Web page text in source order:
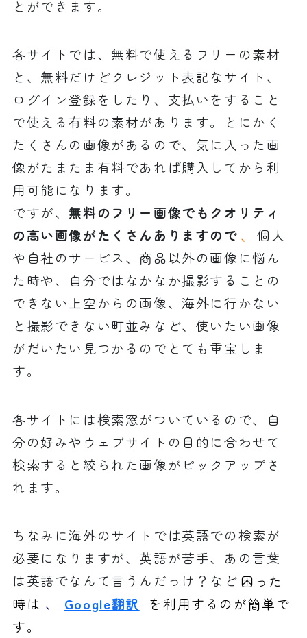
とができます。
各サイトでは、無料で使えるフリーの素材
と、無料だけどクレジット表記なサイト、
ログイン登録をしたり、支払いをすること
で使える有料の素材があります。とにかく
たくさんの画像があるので、気に入った画
像がたまたま有料であれば購入してから利
用可能になります。
ですが、無料のフリー画像でもクオリティ
の高い画像がたくさんありますので 、
個人
や自社のサービス、商品以外の画像に悩ん
た時や、自分ではなかなか撮影することの
できない上空からの画像、海外に行かない
と撮影できない町並みなど、使いたい画像
がだいたい見つかるのでとても重宝しま
す。
各サイトには検索窓がついているので、自
分の好みやウェブサイトの目的に合わせて
検索すると絞られた画像がピックアップさ
れます。
ちなみに海外のサイトでは英語での検索が
必要になりますが、英語が苦手、あの言葉
は英語でなんて言うんだっけ？など 困った
時は 、 Google翻訳
を利用するのが簡単で
す。